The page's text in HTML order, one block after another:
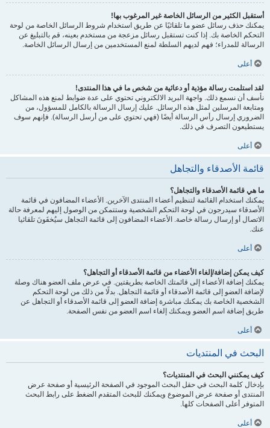
أستقبل الكثير من الرسائل الخاصة غير المرغوب بها!
يمكنك حذف رسائل عضو ما تلقائيًا عن طريق استخدام شروط الرسائل الخاصة من لوحة
التحكم الخاصة بك. إذا كنت تستقبل رسائل مزعجة من مستخدم بعينه، قم بالتبليغ عن
الرسالة للمدراء؛ فهم لديهم السلطة لمنع المستخدمين من إرسال الرسائل الخاصة.
أعلى
لقد استلمت رسالة مؤذية أو دعائية من شخص ما في هذا المنتدى!
نأسف أن نسمع ذلك. واجهة البريد الالكتروني تحتوي على عدة ضوابط لمنع هذه المشاكل
ومتابعة المرسلين لمثل هذه الرسائل. عليك إرسال الرسالة بالكامل للمسؤول، من
الضروري إرسال رأس الرسالة أيضًا (فهي تحتوي على من أرسل الرسالة). فإنهم سوف
يستطيعون التصرف في ذلك.
أعلى
قائمة الأصدقاء والتجاهل
ما هي قائمة الأصدقاء والتجاهل؟
يمكنك استخدام القائمة لتنظيم أعضاء المنتدى الآخرين. الأعضاء المضافون في قائمة
الأصدقاء سيدرجون في لوحة التحكم الشخصية وستتمكن من الوصول إليهم لمعرفة حالة
الاتصال أو إرسال رسالة خاصة. الأعضاء المضافون إلى قائمة التجاهل سيُخفَونَ تلقائيا
عنك.
أعلى
كيف يمكن إضافة/إلغاء الأعضاء من قائمة الأصدقاء أو التجاهل؟
يمكنك إضافة الأعضاء إلى قائمتك الخاصة بطريقتين. في عرض ملف العضو هناك وصلة
لإضافة العضو إلى قائمة الأصدقاء أو قائمة التجاهل. بدلًا من ذلك من لوحة التحكم
الشخصية الخاصة بك يمكنك مباشرة إضافة العضو إلى قائمة الأصدقاء أو التجاهل عن
طريق إضافة اسم العضو ويمكنك إلغاء اسم العضو من نفس الصفحة.
أعلى
البحث في المنتديات
كيف يمكنني البحث في المنتديات؟
بإدخال كلمة البحث في حقل البحث الموجود في الصفحة الرئيسية أو صفحة عرض
المنتدى أو صفحة عرض الموضوع ويمكنك للبحث المتقدم الضغط على رابط البحث
المتوفر أعلى الصفحات كلها.
أعلى